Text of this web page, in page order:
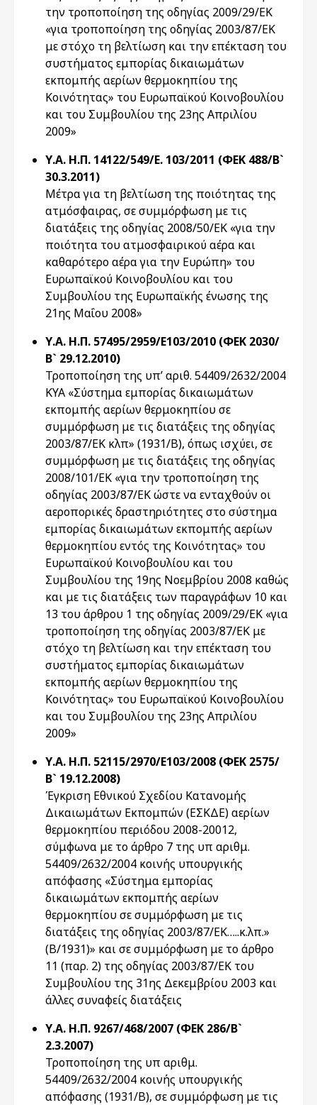
την τροποποίηση της οδηγίας 2009/29/ΕΚ
«για τροποποίηση της οδηγίας 2003/87/ΕΚ
με στόχο τη βελτίωση και την επέκταση του
συστήματος εμπορίας δικαιωμάτων
εκπομπής αερίων θερμοκηπίου της
Κοινότητας» του Ευρωπαϊκού Κοινοβουλίου
και του Συμβουλίου της 23ης Απριλίου
2009»
Υ.Α. Η.Π. 14122/549/Ε. 103/2011 (ΦΕΚ 488/Β`
30.3.2011)
Μέτρα για τη βελτίωση της ποιότητας της
ατμόσφαιρας, σε συμμόρφωση με τις
διατάξεις της οδηγίας 2008/50/ΕΚ «για την
ποιότητα του ατμοσφαιρικού αέρα και
καθαρότερο αέρα για την Ευρώπη» του
Ευρωπαϊκού Κοινοβουλίου και του
Συμβουλίου της Ευρωπαϊκής ένωσης της
21ης Μαΐου 2008»
Υ.Α. Η.Π. 57495/2959/Ε103/2010 (ΦΕΚ 2030/
Β` 29.12.2010)
Τροποποίηση της υπ’ αριθ. 54409/2632/2004
ΚΥΑ «Σύστημα εμπορίας δικαιωμάτων
εκπομπής αερίων θερμοκηπίου σε
συμμόρφωση με τις διατάξεις της οδηγίας
2003/87/ΕΚ κλπ» (1931/Β), όπως ισχύει, σε
συμμόρφωση με τις διατάξεις της οδηγίας
2008/101/ΕΚ «για την τροποποίηση της
οδηγίας 2003/87/ΕΚ ώστε να ενταχθούν οι
αεροπορικές δραστηριότητες στο σύστημα
εμπορίας δικαιωμάτων εκπομπής αερίων
θερμοκηπίου εντός της Κοινότητας» του
Ευρωπαϊκού Κοινοβουλίου και του
Συμβουλίου της 19ης Νοεμβρίου 2008 καθώς
και με τις διατάξεις των παραγράφων 10 και
13 του άρθρου 1 της οδηγίας 2009/29/ΕΚ «για
τροποποίηση της οδηγίας 2003/87/ΕΚ με
στόχο τη βελτίωση και την επέκταση του
συστήματος εμπορίας δικαιωμάτων
εκπομπής αερίων θερμοκηπίου της
Κοινότητας» του Ευρωπαϊκού Κοινοβουλίου
και του Συμβουλίου της 23ης Απριλίου
2009»
Υ.Α. Η.Π. 52115/2970/Ε103/2008 (ΦΕΚ 2575/
Β` 19.12.2008)
Έγκριση Εθνικού Σχεδίου Κατανομής
Δικαιωμάτων Εκπομπών (ΕΣΚΔΕ) αερίων
θερμοκηπίου περιόδου 2008-20012,
σύμφωνα με το άρθρο 7 της υπ αριθμ.
54409/2632/2004 κοινής υπουργικής
απόφασης «Σύστημα εμπορίας
δικαιωμάτων εκπομπής αερίων
θερμοκηπίου σε συμμόρφωση με τις
διατάξεις της οδηγίας 2003/87/ΕΚ…..κ.λπ.»
(Β/1931)» και σε συμμόρφωση με το άρθρο
11 (παρ. 2) της οδηγίας 2003/87/ΕΚ του
Συμβουλίου της 31ης Δεκεμβρίου 2003 και
άλλες συναφείς διατάξεις
Υ.Α. Η.Π. 9267/468/2007 (ΦΕΚ 286/Β`
2.3.2007)
Τροποποίηση της υπ αριθμ.
54409/2632/2004 κοινής υπουργικής
απόφασης (1931/Β), σε συμμόρφωση με τις